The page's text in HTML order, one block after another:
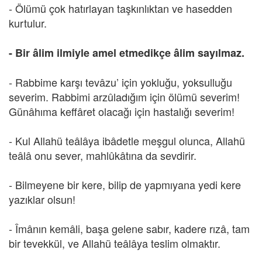
- Ölümü çok hatırlayan taşkınlıktan ve hasedden
kurtulur.
- Bir âlim ilmiyle amel etmedikçe âlim sayılmaz.
- Rabbime karşı tevâzu’ için yokluğu, yoksulluğu
severim. Rabbimi arzûladığım için ölümü severim!
Günâhıma keffâret olacağı için hastalığı severim!
- Kul Allahü teâlâya ibâdetle meşgul olunca, Allahü
teâlâ onu sever, mahlûkâtına da sevdirir.
- Bilmeyene bir kere, bilip de yapmıyana yedi kere
yazıklar olsun!
- Îmânın kemâli, başa gelene sabır, kadere rızâ, tam
bir tevekkül, ve Allahü teâlâya teslim olmaktır.